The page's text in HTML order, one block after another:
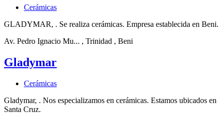
Cerámicas
GLADYMAR, . Se realiza cerámicas. Empresa establecida en Beni.
Av. Pedro Ignacio Mu... , Trinidad , Beni
Gladymar
Cerámicas
Gladymar, . Nos especializamos en cerámicas. Estamos ubicados en
Santa Cruz.